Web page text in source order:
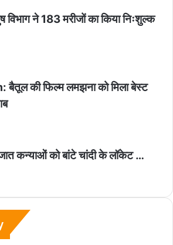
विभाग ने 183 मरीजों का किया निःशुल्क
की फिल्म लमझना को मिला बेस्ट
कन्याओं को बांटे चांदी के लॉकेट …